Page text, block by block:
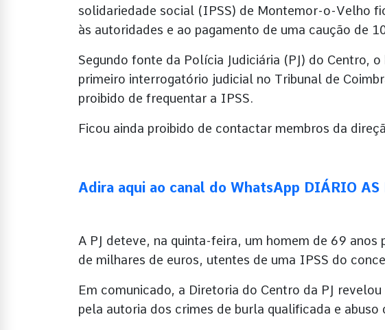
solidariedade social (IPSS) de Montemor-o-Velho
às autoridades e ao pagamento de uma caução de
Segundo fonte da Polícia Judiciária (PJ) do Centro,
primeiro interrogatório judicial no Tribunal de
proibido de frequentar a IPSS.
Ficou ainda proibido de contactar membros da
Adira aqui ao canal do WhatsApp DIÁRIO AS
A PJ deteve, na quinta-feira, um homem de 69
de milhares de euros, utentes de uma IPSS do
Em comunicado, a Diretoria do Centro da PJ
pela autoria dos crimes de burla qualificada e abuso